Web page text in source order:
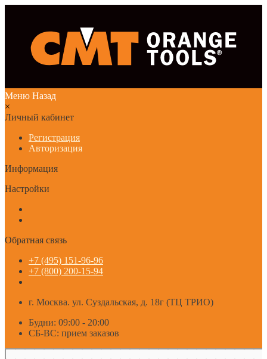
Меню Назад
×
Личный кабинет
Регистрация
Авторизация
Информация
Настройки
Обратная связь
+7 (495) 151-96-96
+7 (800) 200-15-94
г. Москва. ул. Суздальская, д. 18г (ТЦ ТРИО)
Будни: 09:00 - 20:00
СБ-ВС: прием заказов